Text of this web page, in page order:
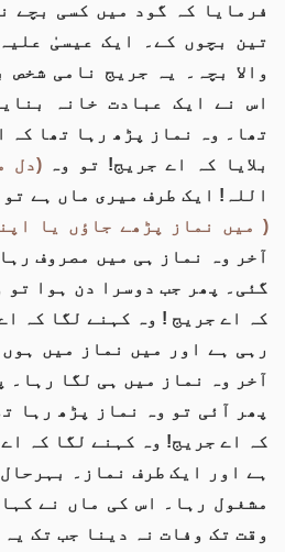
فرمایا کہ گود میں کسی بچے
تین بچوں کے۔ ایک عیسیٰ
والا بچہ۔ یہ جریج نامی شخص
اس نے ایک عبادت خانہ
تھا۔ وہ نماز پڑھ رہا تھا کہ
بلایا کہ اے جریج! تو وہ(دل
اللہ! ایک طرف میری ماں ہے
( میں نماز پڑھے جاؤں یا
آخر وہ نماز ہی میں مصروف
گئی۔ پھر جب دوسرا دن ہوا تو
کہ اے جریج ! وہ کہنے لگا کہ
رہی ہے اور میں نماز میں
آخر وہ نماز میں ہی لگا رہا۔
پھر آئی تو وہ نماز پڑھ رہا
کہ اے جریج! وہ کہنے لگا کہ
ہے اور ایک طرف نماز۔
مشغول رہا۔ اس کی ماں نے
وقت تک وفات نہ دینا جب تک